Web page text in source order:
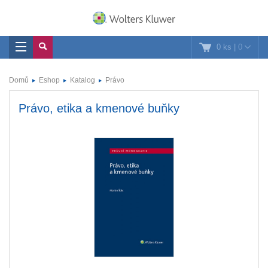
0 ks | 0
Domů Eshop Katalog Právo
Právo, etika a kmenové buňky